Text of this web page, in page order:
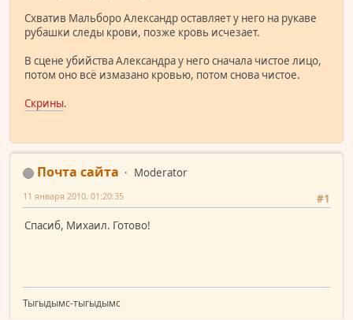
Схватив Мальборо Александр оставляет у него на рукаве
рубашки следы крови, позже кровь исчезает.
В сцене убийства Александра у него сначала чистое лицо,
потом оно всё измазано кровью, потом снова чистое.
Скрины.
Почта сайта
Moderator
#1
11 января 2010, 01:20:35
Спасиб, Михаил. Готово!
Тыгыдымс-тыгыдымс